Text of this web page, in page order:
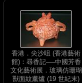
香港．尖沙咀 (香港藝術
館)：尋香記──中國芳香
文化藝術展．玻璃仿珊瑚
獸面紋薰爐 (19 世紀末)